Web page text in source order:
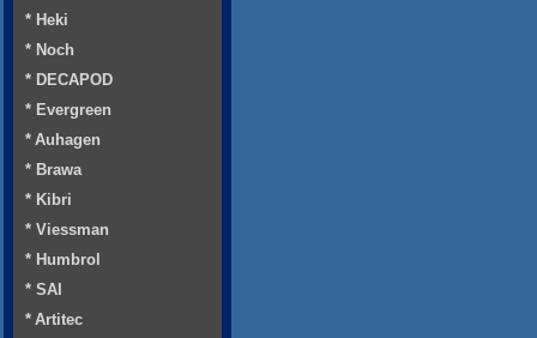
* Heki
* Noch
* DECAPOD
* Evergreen
* Auhagen
* Brawa
* Kibri
* Viessman
* Humbrol
* SAI
* Artitec